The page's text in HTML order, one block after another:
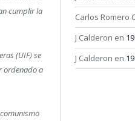
cumplir la
(UIF) se
ordenado a
Carlos Romero
J Calderon en
J Calderon en